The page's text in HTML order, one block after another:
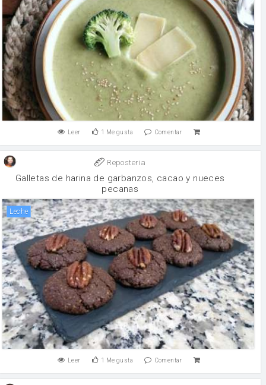
Leer 1 Me gusta Comentar
Reposteria
Galletas de harina de garbanzos, cacao y nueces
pecanas
leche
Leer 1 Me gusta Comentar